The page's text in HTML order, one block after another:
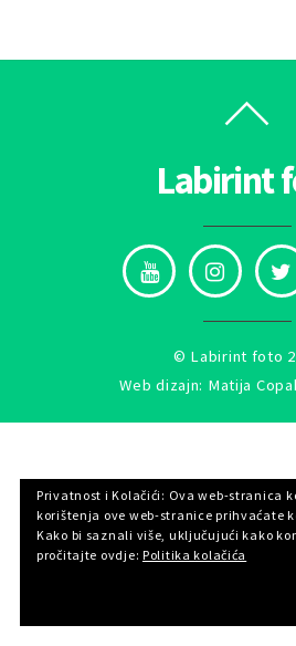
Labirint
© Labirint foto
Web dizajn: Matija
Privatnost i Kolačići: Ova web-stranica
korištenja ove web-stranice prihvaćate
Kako bi saznali više, uključujući kako
pročitajte ovdje: Politika kolačića